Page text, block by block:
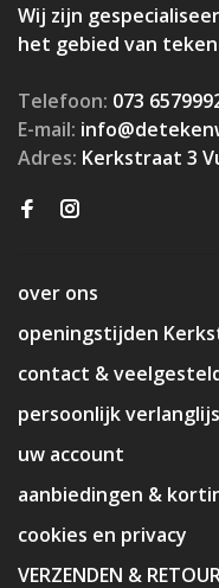
Wij zijn
het gebied van
Telefoon: 073
E-mail:
Adres: Kerkstraat 3
over ons
openingstijden
contact &
persoonlijk
uw account
aanbiedingen &
cookies en privacy
VERZENDEN &